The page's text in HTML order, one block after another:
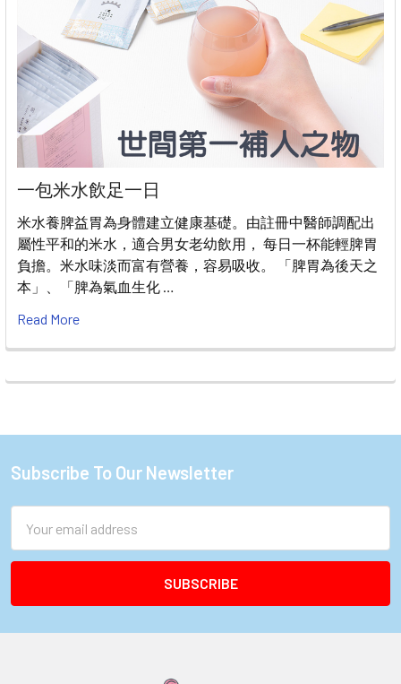
一包米水飲足一日
米水養脾益胃為身體建立健康基礎。由註冊中醫師調配出
屬性平和的米水，適合男女老幼飲用， 每日一杯能輕脾胃
負擔。米水味淡而富有營養，容易吸收。 「脾胃為後天之
本」、「脾為氣血生化 …
Read More
Footer
Subscribe To Our Newsletter
Address